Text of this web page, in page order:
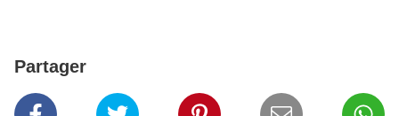
Partager